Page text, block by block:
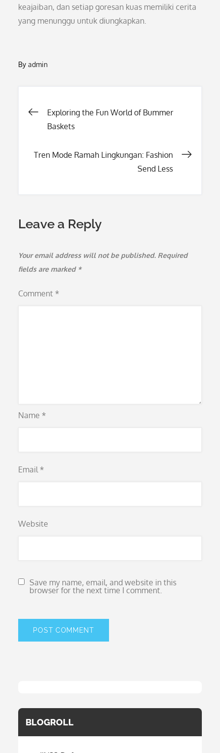
keajaiban, dan setiap goresan kuas memiliki cerita
yang menunggu untuk diungkapkan.
Byadmin
Post
Exploring the Fun World of Bummer
Baskets
Tren Mode Ramah Lingkungan: Fashion
Send Less
Leave a Reply
Your email address will not be published. Required
fields are marked *
Comment *
Name *
Email *
Website
Save my name, email, and website in this
browser for the next time I comment.
BLOGROLL